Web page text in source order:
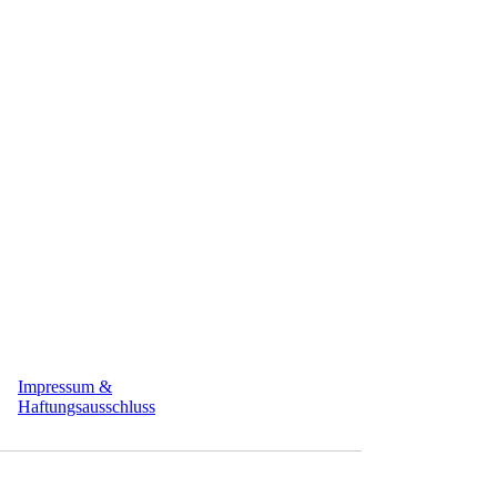
Impressum &
Haftungsausschluss